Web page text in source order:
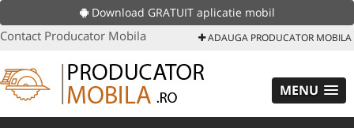
Download GRATUIT aplicatie mobil
Contact Producator Mobila ADAUGA PRODUCATOR MOBILA
MENU